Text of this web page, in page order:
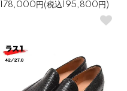
178,000円(税込195,800円)